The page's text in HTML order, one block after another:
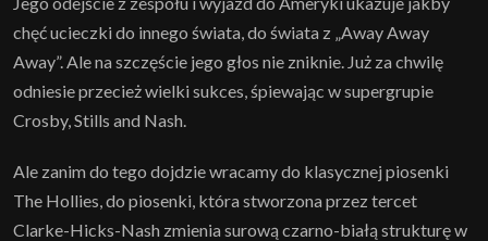
chęć ucieczki do innego świata, do świata z „Away Away
Away”. Ale na szczęście jego głos nie zniknie. Już za chwilę
odniesie przecież wielki sukces, śpiewając w supergrupie
Crosby, Stills and Nash.
Ale zanim do tego dojdzie wracamy do klasycznej piosenki
The Hollies, do piosenki, która stworzona przez tercet
Clarke-Hicks-Nash zmienia surową czarno-białą strukturę w